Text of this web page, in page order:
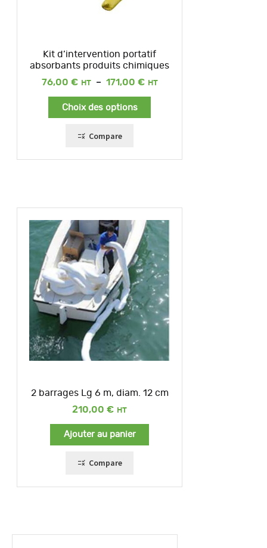
Kit d’intervention portatif
absorbants produits chimiques
76,00 € – 171,00 €
Plage
Choix des options
Compare
2 barrages Lg 6 m, diam. 12 cm
210,00 €
Ajouter au panier
Compare